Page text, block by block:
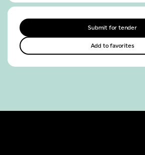
Submit for tender
Add to favorites